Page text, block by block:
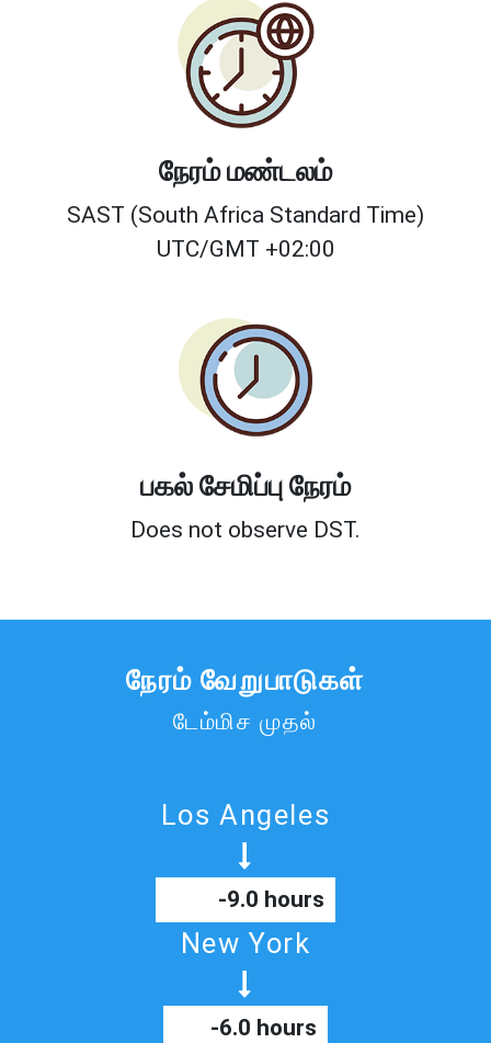
நேரம் மண்டலம்
SAST (South Africa Standard Time)
UTC/GMT +02:00
பகல் சேமிப்பு நேரம்
Does not observe DST.
நேரம் வேறுபாடுகள்
டேம்மிச முதல்
Los Angeles
-9.0 hours
New York
-6.0 hours